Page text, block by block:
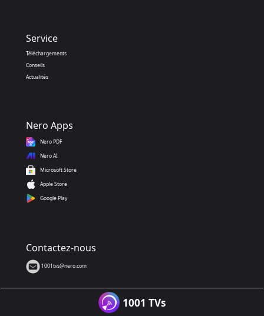
Service
Téléchargements
Conseils
Actualités
Nero Apps
Nero PDF
Nero AI
Microsoft Store
Apple Store
Google Play
Contactez-nous
1001tvs@nero.com
1001 TVs